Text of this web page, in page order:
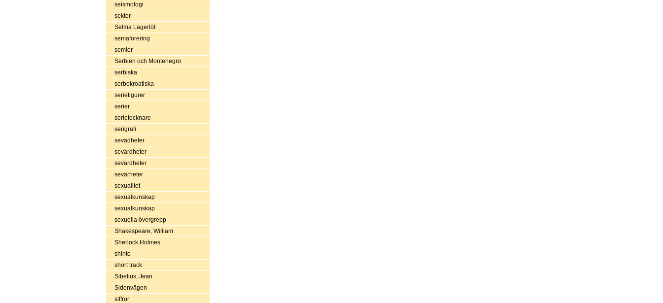
seismologi
sekter
Selma Lagerlöf
semaforering
semlor
Serbien och Montenegro
serbiska
serbokroatiska
seriefigurer
serier
serietecknare
serigrafi
sevädheter
sevärdheter
sevärdheter
sevärheter
sexualitet
sexualkunskap
sexualkunskap
sexuella övergrepp
Shakespeare, William
Sherlock Holmes
shinto
short track
Sibelius, Jean
Sidenvägen
siffror